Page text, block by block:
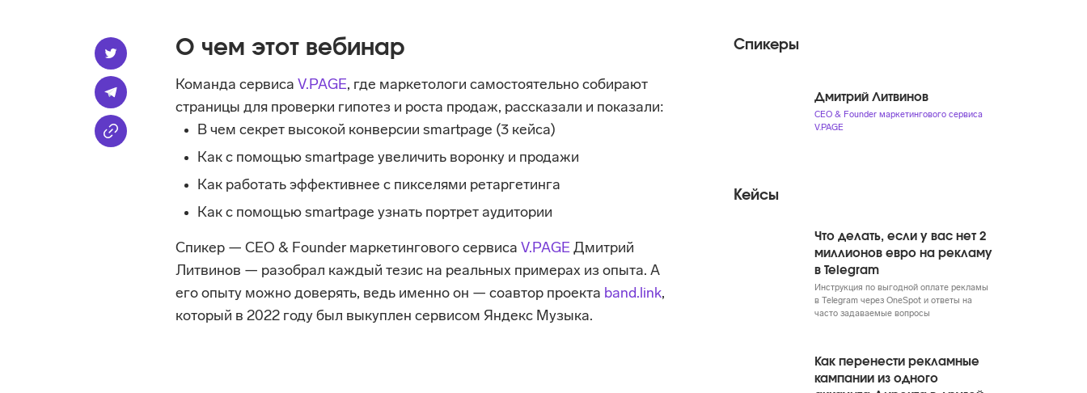
О чем этот вебинар
Команда сервиса V.PAGE, где маркетологи самостоятельно собирают
страницы для проверки гипотез и роста продаж, рассказали и показали:
В чем секрет высокой конверсии smartpage (3 кейса)
Как с помощью smartpage увеличить воронку и продажи
Как работать эффективнее с пикселями ретаргетинга
Как с помощью smartpage узнать портрет аудитории
Спикер — CEO & Founder маркетингового сервиса V.PAGE Дмитрий
Литвинов — разобрал каждый тезис на реальных примерах из опыта. А
его опыту можно доверять, ведь именно он — соавтор проекта band.link,
который в 2022 году был выкуплен сервисом Яндекс Музыка.
Спикеры
Дмитрий Литвинов
CEO & Founder маркетингового сервиса
V.PAGE
Кейсы
Что делать, если у вас нет 2
миллионов евро на рекламу
в Telegram
Инструкция по выгодной оплате рекламы
в Telegram через OneSpot и ответы на
часто задаваемые вопросы
Как перенести рекламные
кампании из одного